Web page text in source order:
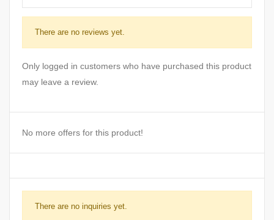
There are no reviews yet.
Only logged in customers who have purchased this product
may leave a review.
No more offers for this product!
There are no inquiries yet.